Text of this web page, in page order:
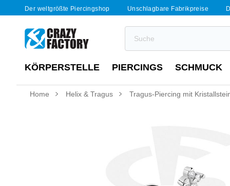
Der weltgrößte Piercingshop Unschlagbare Fabrikpreise
KÖRPERSTELLE PIERCINGS SCHMUCK
Home Helix & Tragus Tragus-Piercing mit